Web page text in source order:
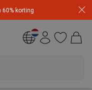
60% korting